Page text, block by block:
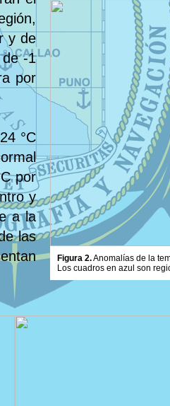
y de
de -1
por
°C
por
y
a la
las
Figura 2.Anomalías de la
Los cuadros en azul son